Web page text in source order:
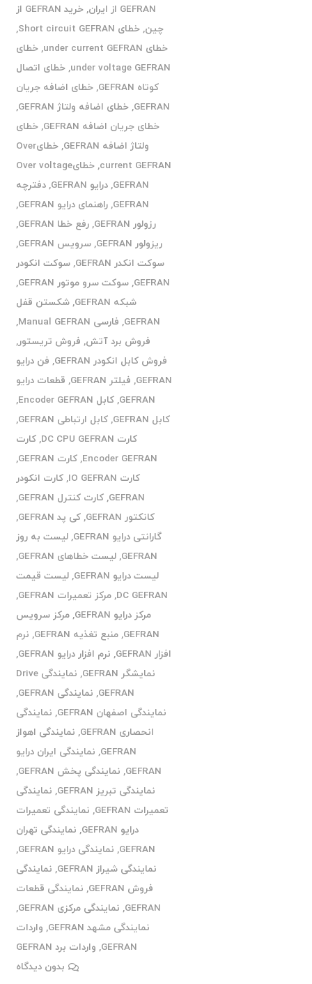
GEFRAN از ایران ,
خرید GEFRAN از
چین,خطای Short circuit GEFRAN
,
خطای under current GEFRAN
,خطای
under voltage GEFRAN
,خطای اتصال
کوتاه GEFRAN
,خطای اضافه جریان
GEFRAN
,خطای اضافه ولتاژ GEFRAN
,
خطای جریان اضافه GEFRAN
,خطای
ولتاژ اضافه GEFRAN
,
خطایOver
current GEFRAN
,
خطایOver voltage
GEFRAN
,درایو GEFRAN ,دفترچه
GEFRAN
,راهنمای درایو GEFRAN
,
رزولور GEFRAN
,رفع خطا GEFRAN
,
ریزولور GEFRAN
,سرویس GEFRAN
,
سوکت انکدر GEFRAN
,سوکت انکودر
GEFRAN
,سوکت سرو موتور GEFRAN
,
شبکه GEFRAN
,شکستن قفل
GEFRAN
, فارسی Manual GEFRAN
,
فروش برد آتش, فروش تریستور,
فروش کابل انکودر GEFRAN
, فن درایو
GEFRAN
, فیلتر GEFRAN , قطعات درایو
GEFRAN
,کابل Encoder GEFRAN
,
کابل GEFRAN
,کابل ارتباطی GEFRAN
,
کارت DC CPU GEFRAN
,کارت
Encoder GEFRAN
,کارت GEFRAN
,
کارت IO GEFRAN
,کارت انکودر
GEFRAN
,کارت کنترل GEFRAN
,
کانکتور GEFRAN
,کی پد GEFRAN
,
گارانتی درایو GEFRAN
,لیست به روز
GEFRAN
,لیست خطاهای GEFRAN
,
لیست درایو GEFRAN
,لیست قیمت
DC GEFRAN
,مرکز تعمیرات GEFRAN
,
مرکز درایو GEFRAN
,مرکز سرویس
GEFRAN
,منبع تغذیه GEFRAN , نرم
افزار GEFRAN
, نرم افزار درایو GEFRAN
,
نمایشگر GEFRAN
,
نمایندگی Drive
GEFRAN
, نمایندگی GEFRAN
,
نمایندگی اصفهان GEFRAN
, نمایندگی
انحصاری GEFRAN
, نمایندگی اهواز
GEFRAN
, نمایندگی ایران درایو
GEFRAN
, نمایندگی پخش GEFRAN
,
نمایندگی تبریز GEFRAN
, نمایندگی
تعمیرات GEFRAN
, نمایندگی تعمیرات
درایو GEFRAN
, نمایندگی تهران
GEFRAN
, نمایندگی درایو GEFRAN
,
نمایندگی شیراز GEFRAN
, نمایندگی
فروش GEFRAN
, نمایندگی قطعات
GEFRAN
, نمایندگی مرکزی GEFRAN
,
نمایندگی مشهد GEFRAN
, واردات
GEFRAN
, واردات برد GEFRAN
بدون دیدگاه